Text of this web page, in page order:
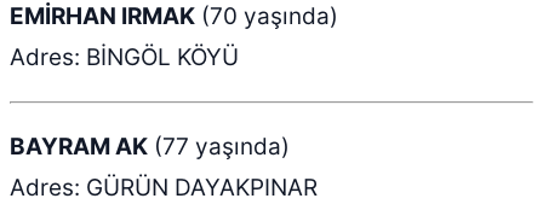
EMİRHAN IRMAK (70 yaşında)
Adres: BİNGÖL KÖYÜ
BAYRAM AK (77 yaşında)
Adres: GÜRÜN DAYAKPINAR